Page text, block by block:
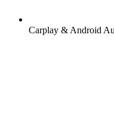
Carplay & Android